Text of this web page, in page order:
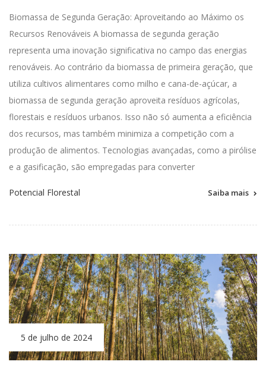
Biomassa de Segunda Geração: Aproveitando ao Máximo os
Recursos Renováveis A biomassa de segunda geração
representa uma inovação significativa no campo das energias
renováveis. Ao contrário da biomassa de primeira geração, que
utiliza cultivos alimentares como milho e cana-de-açúcar, a
biomassa de segunda geração aproveita resíduos agrícolas,
florestais e resíduos urbanos. Isso não só aumenta a eficiência
dos recursos, mas também minimiza a competição com a
produção de alimentos. Tecnologias avançadas, como a pirólise
e a gasificação, são empregadas para converter
Potencial Florestal Saiba mais
5 de julho de 2024